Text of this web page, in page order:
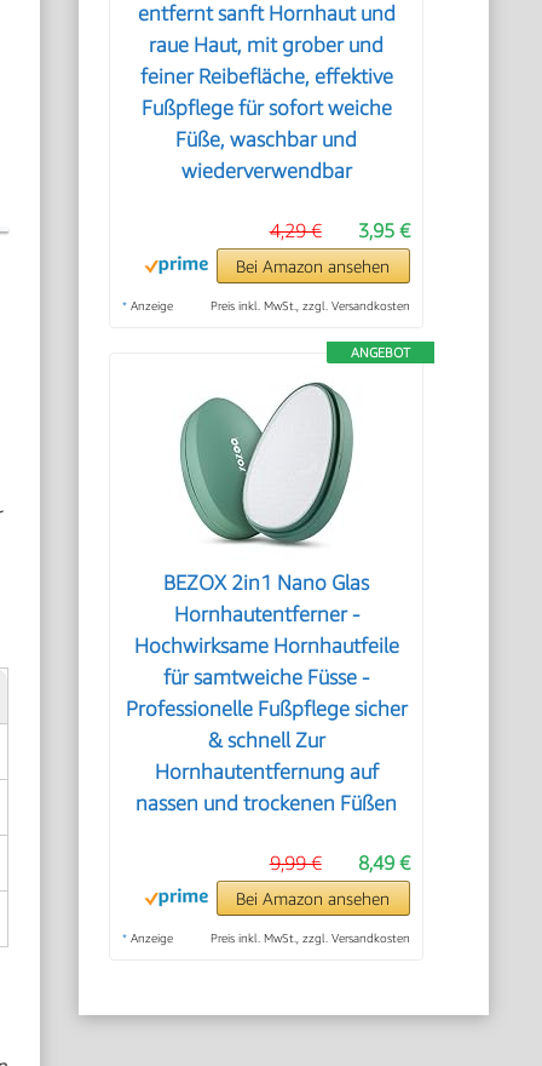
entfernt sanft Hornhaut und
raue Haut, mit grober und
feiner Reibefläche, effektive
Fußpflege für sofort weiche
Füße, waschbar und
wiederverwendbar
3,95 €
4,29 €
Bei Amazon ansehen
* Anzeige Preis inkl. MwSt., zzgl. Versandkosten
ANGEBOT
BEZOX 2in1 Nano Glas
Hornhautentferner -
Hochwirksame Hornhautfeile
für samtweiche Füsse -
Professionelle Fußpflege sicher
& schnell Zur
Hornhautentfernung auf
nassen und trockenen Füßen
8,49 €
9,99 €
Bei Amazon ansehen
* Anzeige Preis inkl. MwSt., zzgl. Versandkosten